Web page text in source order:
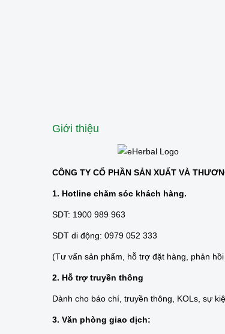
Giới thiệu
CÔNG TY CỔ PHẦN SẢN XUẤT VÀ
1. Hotline chăm sóc khách hàng.
SDT: 1900 989 963
SDT di động: 0979 052 333
(Tư vấn sản phẩm, hỗ trợ đặt hàng, phản
2. Hỗ trợ truyền thông
Dành cho báo chí, truyền thông, KOLs, sự
3. Văn phòng giao dịch: